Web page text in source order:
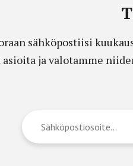
sähköpostiisi
ja valotamme